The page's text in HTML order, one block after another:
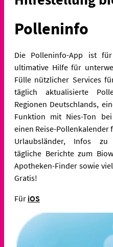
Polleninfo
Die Polleninfo-App ist für
ultimative Hilfe für
Fülle nützlicher Services
täglich aktualisierte
Regionen Deutschlands,
Funktion mit Nies-Ton
einen Reise-
Urlaubsländer, Infos zu
tägliche Berichte zum
Apotheken-Finder sowie
Gratis!
Für iOS